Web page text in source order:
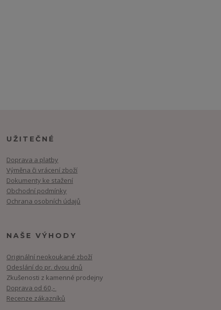
UŽITEČNÉ
Doprava a platby
Výměna či vrácení zboží
Dokumenty ke stažení
Obchodní podmínky
Ochrana osobních údajů
NAŠE VÝHODY
Originální neokoukané zboží
Odeslání do pr. dvou dnů
Zkušenosti z kamenné prodejny
Doprava od 60,-
Recenze zákazníků